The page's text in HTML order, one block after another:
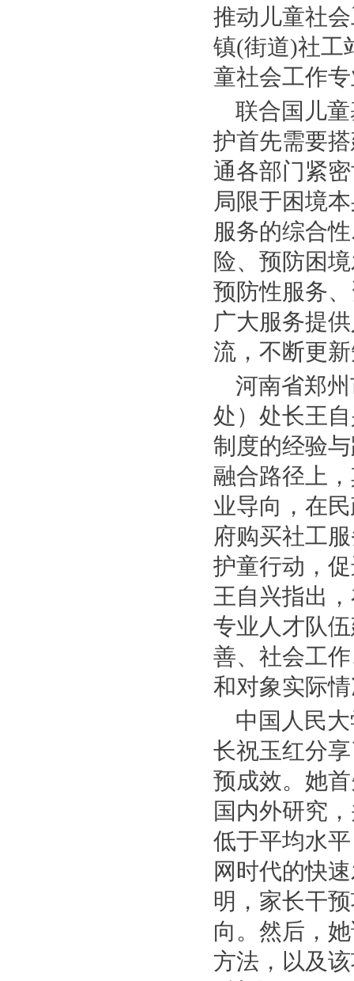
推动儿童社
镇(街道)社工
童社会工作
联合国儿
护首先需要
通各部门紧
局限于困境
服务的综合
险、预防困
预防性服务
广大服务提
流，不断更
河南省郑
处）处长王
制度的经验
融合路径上
业导向，在
府购买社工
护童行动，
王自兴指出
专业人才队
善、社会工
和对象实际
中国人民
长祝玉红分
预成效。她
国内外研究
低于平均水
网时代的快
明，家长干
向。然后，
方法，以及